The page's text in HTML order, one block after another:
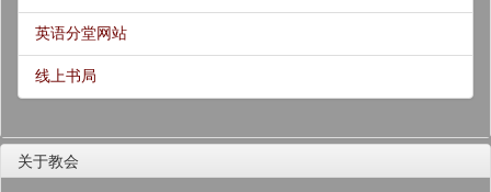
英语分堂网站
线上书局
关于教会